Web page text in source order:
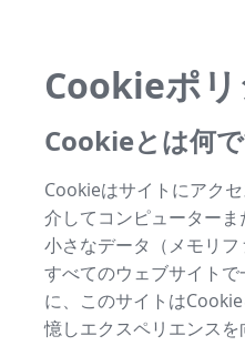
Cookieポ
Cookieとは何
Cookieはサイトにアク
介してコンピューター
小さなデータ（メモリ
すべてのウェブサイト
に、このサイトは
憶しエクスペリエンス